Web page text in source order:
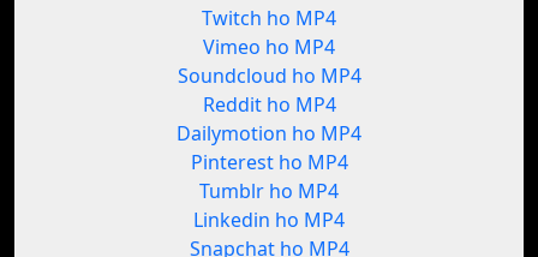
Twitch ho MP4
Vimeo ho MP4
Soundcloud ho MP4
Reddit ho MP4
Dailymotion ho MP4
Pinterest ho MP4
Tumblr ho MP4
Linkedin ho MP4
Snapchat ho MP4